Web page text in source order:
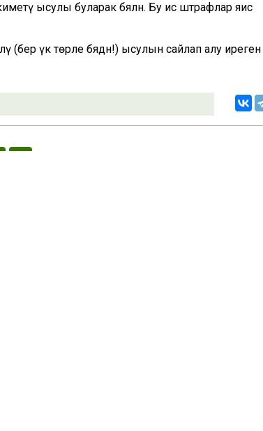
ысулы буларак бәяләнә. Бу исә штрафлар яисә
(бер үк төрле бәядән!) ысулын сайлап алу иреген